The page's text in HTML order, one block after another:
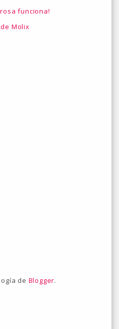
funciona!
Molix
de Blogger.